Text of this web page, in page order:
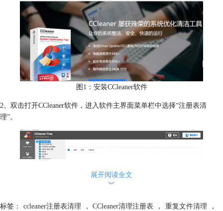
图1：安装CCleaner软件
2、双击打开CCleaner软件，进入软件主界面菜单栏中选择“注册表清
理”。
展开阅读全文
︾
标签： ccleaner注册表清理 ， CCleaner清理注册表 ， 重复文件清理
，